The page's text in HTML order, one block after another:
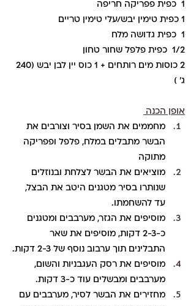
1  כפית פפריקה חריפה
1 כפית טימין יבש/עלי טימין טריים
1  כפית גדושה מלח
1/2  כפית פלפל שחור טחון
ג' )
אופן הכנה
מחממים את השמן בסיר וצורבים את
הבשר מתבלים במלח, פלפל ופפריקה
מתוקה
מוציאים את הבשר לצלחת ובנוזלים
שנותרו בסיר מטגנים היטב את הבצל,
עד להשחמתו.
מוסיפים את הגזר, מערבבים ומטגנים
כ-2-3 דקות, מוסיפים את שאר
התבלינים תוך ערבוב נוסף של 2-3 דקות.
מוסיפים את רסק העגבניות והשום,
מערבבים ומבשלים עוד כ-3 דקות.
מחזירים את הבשר לסיר, מערבבים עם